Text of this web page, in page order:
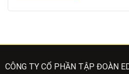
CÔNG TY CỔ PHẦN TẬP ĐOÀN